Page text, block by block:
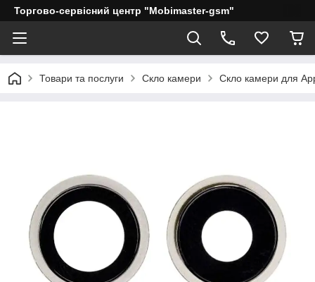
Торгово-сервісний центр "Mobimaster-gsm"
Товари та послуги Скло камери Скло камери для